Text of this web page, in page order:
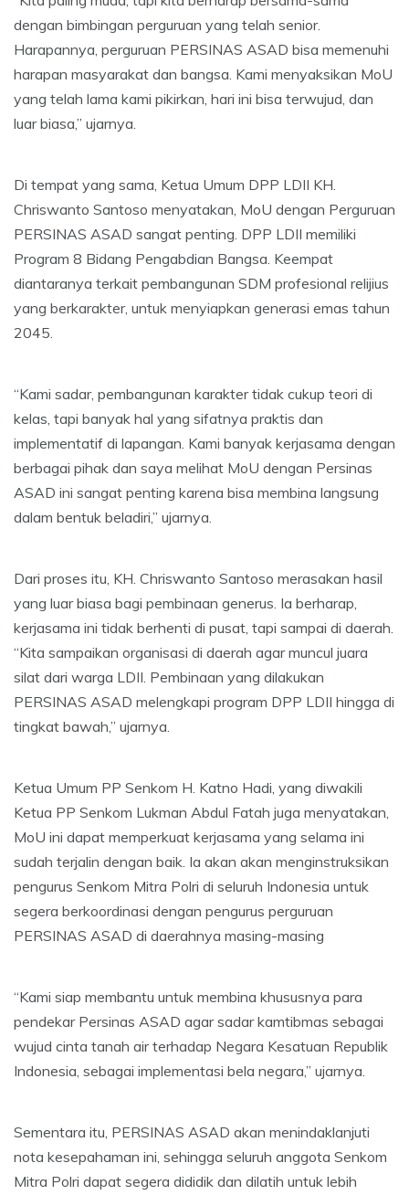
dengan bimbingan perguruan yang telah senior.
Harapannya, perguruan PERSINAS ASAD bisa memenuhi
harapan masyarakat dan bangsa. Kami menyaksikan MoU
yang telah lama kami pikirkan, hari ini bisa terwujud, dan
luar biasa,” ujarnya.
Di tempat yang sama, Ketua Umum DPP LDII KH.
Chriswanto Santoso menyatakan, MoU dengan Perguruan
PERSINAS ASAD sangat penting. DPP LDII memiliki
Program 8 Bidang Pengabdian Bangsa. Keempat
diantaranya terkait pembangunan SDM profesional relijius
yang berkarakter, untuk menyiapkan generasi emas tahun
2045.
“Kami sadar, pembangunan karakter tidak cukup teori di
kelas, tapi banyak hal yang sifatnya praktis dan
implementatif di lapangan. Kami banyak kerjasama dengan
berbagai pihak dan saya melihat MoU dengan Persinas
ASAD ini sangat penting karena bisa membina langsung
dalam bentuk beladiri,” ujarnya.
Dari proses itu, KH. Chriswanto Santoso merasakan hasil
yang luar biasa bagi pembinaan generus. Ia berharap,
kerjasama ini tidak berhenti di pusat, tapi sampai di daerah.
“Kita sampaikan organisasi di daerah agar muncul juara
silat dari warga LDII. Pembinaan yang dilakukan
PERSINAS ASAD melengkapi program DPP LDII hingga di
tingkat bawah,” ujarnya.
Ketua Umum PP Senkom H. Katno Hadi, yang diwakili
Ketua PP Senkom Lukman Abdul Fatah juga menyatakan,
MoU ini dapat memperkuat kerjasama yang selama ini
sudah terjalin dengan baik. Ia akan akan menginstruksikan
pengurus Senkom Mitra Polri di seluruh Indonesia untuk
segera berkoordinasi dengan pengurus perguruan
PERSINAS ASAD di daerahnya masing-masing
“Kami siap membantu untuk membina khususnya para
pendekar Persinas ASAD agar sadar kamtibmas sebagai
wujud cinta tanah air terhadap Negara Kesatuan Republik
Indonesia, sebagai implementasi bela negara,” ujarnya.
Sementara itu, PERSINAS ASAD akan menindaklanjuti
nota kesepahaman ini, sehingga seluruh anggota Senkom
Mitra Polri dapat segera dididik dan dilatih untuk lebih